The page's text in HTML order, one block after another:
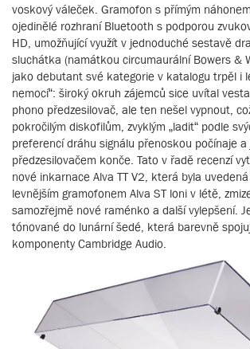
voskový váleček. Gramofon s přímým
ojedinělé rozhraní Bluetooth s podporou
HD, umožňující využít v jednoduché sestavě
sluchátka (namátkou circumaurální Bowers &
jako debutant své kategorie v katalogu trpěl i
nemocí“: široký okruh zájemců sice uvítal
phono předzesilovač, ale ten nešel vypnout,
pokročilým diskofilům, zvyklým „ladit“ podle
preferencí dráhu signálu přenoskou počínaje
předzesilovačem konče. Tato v řadě recenzí
nové inkarnace Alva TT V2, která byla
levnějším gramofonem Alva ST loni v létě,
samozřejmě nové raménko a další vylepšení.
tónované do lunární šedé, která barevně
komponenty Cambridge Audio.